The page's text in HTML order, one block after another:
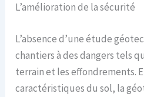
L’amélioration de la sécurité
L’absence d’une étude
chantiers à des dangers tels
terrain et les effondrements.
caractéristiques du sol, la